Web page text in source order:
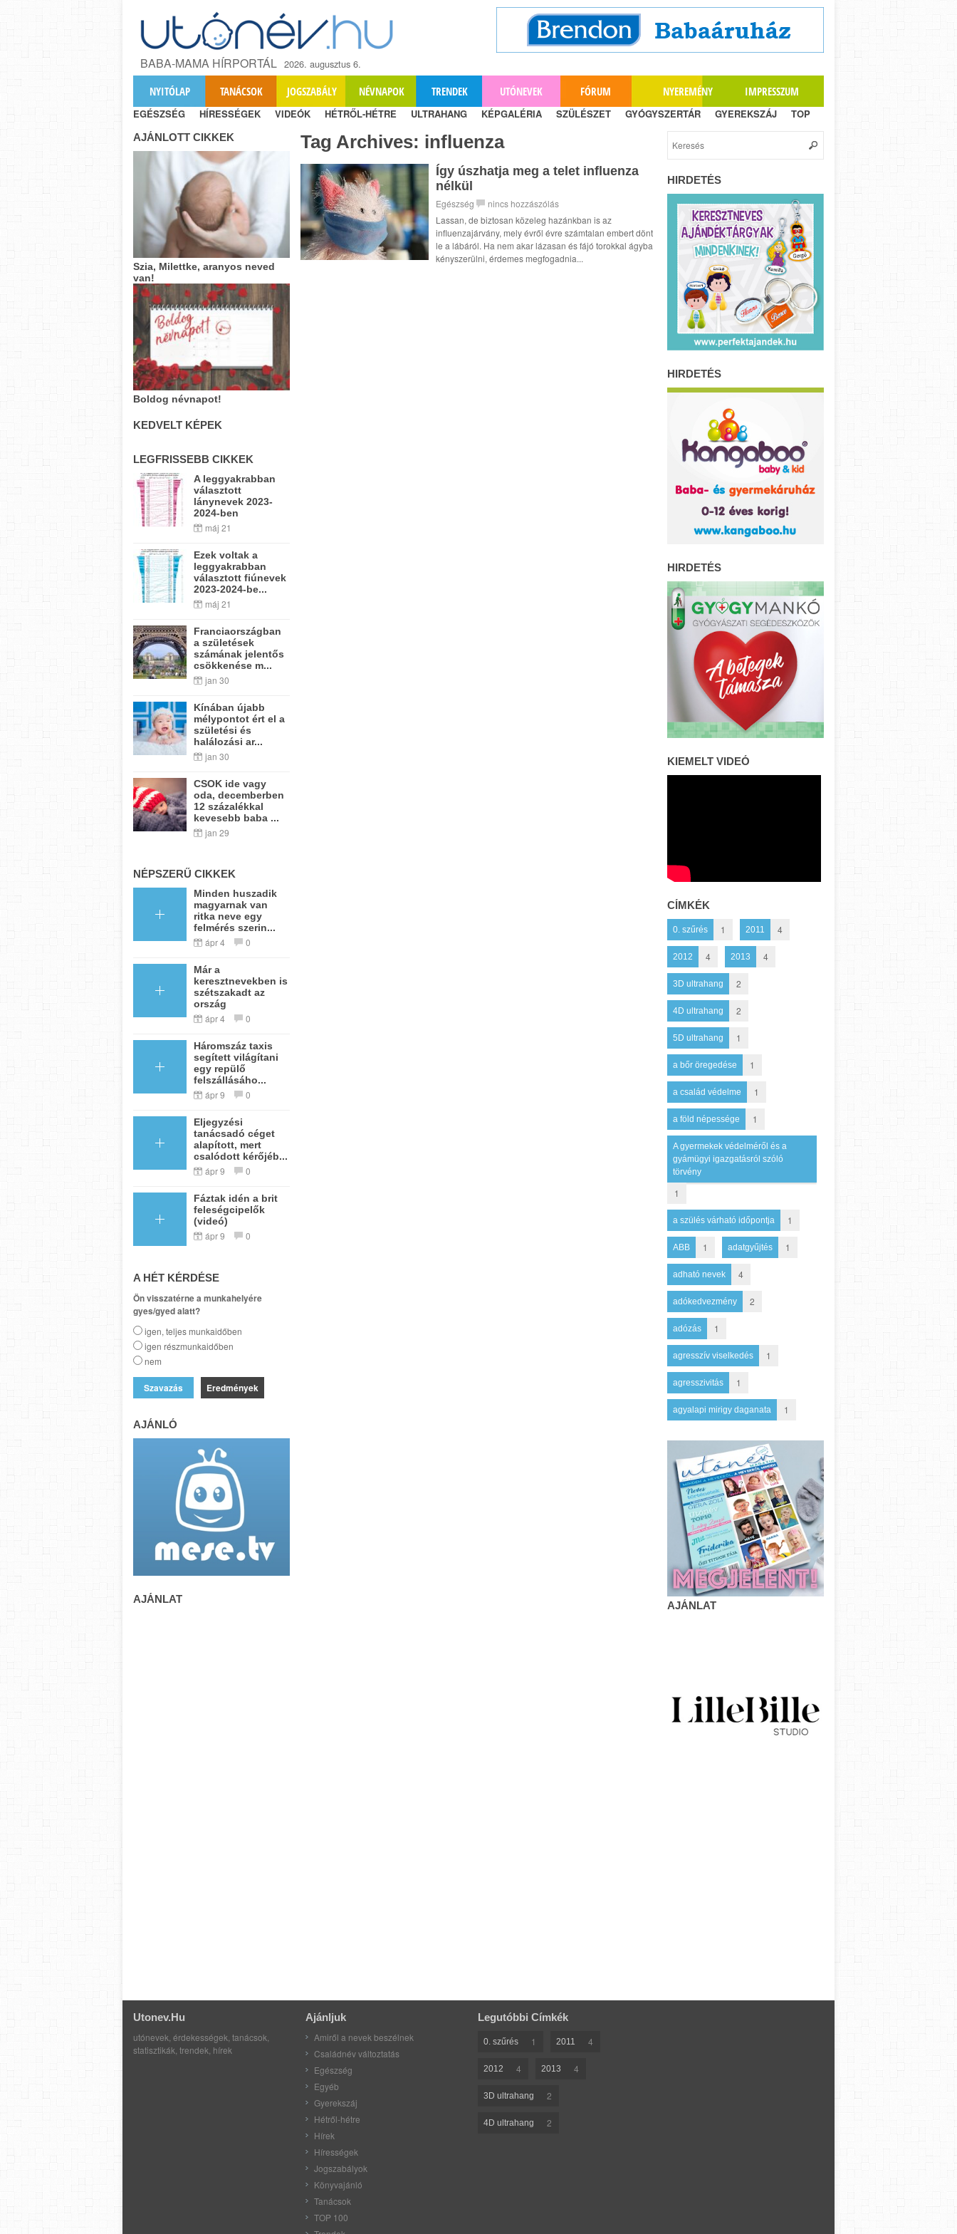
BABA-MAMA HÍRPORTÁL 2026. augusztus 6.
NYITÓLAP TANÁCSOK JOGSZABÁLY NÉVNAPOK TRENDEK UTÓNEVEK FÓRUM NYEREMÉNY IMPRESSZUM
EGÉSZSÉG HÍRESSÉGEK VIDEÓK HÉTRŐL-HÉTRE ULTRAHANG KÉPGALÉRIA SZÜLÉSZET GYÓGYSZERTÁR GYEREKSZÁJ TOP
Tag Archives: influenza
Így úszhatja meg a telet influenza
nélkül
Egészség
nincs hozzászólás
Lassan, de biztosan közeleg hazánkban is az
influenzajárvány, mely évről évre számtalan embert dönt
le a lábáról. Ha nem akar lázasan és fájó torokkal ágyba
kényszerülni, érdemes megfogadnia...
AJÁNLOTT CIKKEK
Szia, Milettke, aranyos neved
van!
Boldog névnapot!
KEDVELT KÉPEK
LEGFRISSEBB CIKKEK
A leggyakrabban
választott
lánynevek 2023-
2024-ben
máj 21
Ezek voltak a
leggyakrabban
választott fiúnevek
2023-2024-be...
máj 21
Franciaországban
a születések
számának jelentős
csökkenése m...
jan 30
Kínában újabb
mélypontot ért el a
születési és
halálozási ar...
jan 30
CSOK ide vagy
oda, decemberben
12 százalékkal
kevesebb baba ...
jan 29
NÉPSZERŰ CIKKEK
Minden huszadik
magyarnak van
ritka neve egy
felmérés szerin...
ápr 4 0
Már a
keresztnevekben is
szétszakadt az
ország
ápr 4 0
Háromszáz taxis
segített világítani
egy repülő
felszállásáho...
ápr 9 0
Eljegyzési
tanácsadó céget
alapított, mert
csalódott kérőjéb...
ápr 9 0
Fáztak idén a brit
feleségcipelők
(videó)
ápr 9 0
A HÉT KÉRDÉSE
Ön visszatérne a munkahelyére
gyes/gyed alatt?
igen, teljes munkaidőben
igen részmunkaidőben
nem
Eredmények
AJÁNLÓ
AJÁNLAT
HIRDETÉS
HIRDETÉS
HIRDETÉS
KIEMELT VIDEÓ
CÍMKÉK
0. szűrés 1 2011 4
2012 4 2013 4
3D ultrahang 2
4D ultrahang 2
5D ultrahang 1
a bőr öregedése 1
a család védelme 1
a föld népessége 1
A gyermekek védelméről és a
gyámügyi igazgatásról szóló
törvény
1
a szülés várható időpontja 1
ABB 1 adatgyűjtés 1
adható nevek 4
adókedvezmény 2
adózás 1
agresszív viselkedés 1
agresszivitás 1
agyalapi mirigy daganata 1
AJÁNLAT
Utonev.hu
utónevek, érdekességek, tanácsok,
statisztikák, trendek, hírek
Ajánljuk
Amiről a nevek beszélnek
Családnév változtatás
Egészség
Egyéb
Gyerekszáj
Hétről-hétre
Hírek
Hírességek
Jogszabályok
Könyvajánló
Tanácsok
TOP 100
Legutóbbi Címkék
0. szűrés 1 2011 4
2012 4 2013 4
3D ultrahang 2
4D ultrahang 2